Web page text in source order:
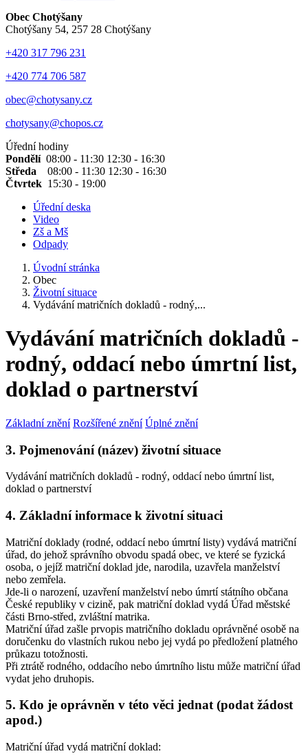
Obec Chotýšany
Chotýšany 54, 257 28 Chotýšany
+420 317 796 231
+420 774 706 587
obec@chotysany.cz
chotysany@chopos.cz
Úřední hodiny
Pondělí 08:00 - 11:30 12:30 - 16:30
Středa 08:00 - 11:30 12:30 - 16:30
Čtvrtek 15:30 - 19:00
Úřední deska
Video
Zš a Mš
Odpady
Úvodní stránka
Obec
Životní situace
Vydávání matričních dokladů - rodný,...
Vydávání matričních dokladů -
rodný, oddací nebo úmrtní list,
doklad o partnerství
Základní znění Rozšířené znění Úplné znění
3. Pojmenování (název) životní situace
Vydávání matričních dokladů - rodný, oddací nebo úmrtní list,
doklad o partnerství
4. Základní informace k životní situaci
Matriční doklady (rodné, oddací nebo úmrtní listy) vydává matriční
úřad, do jehož správního obvodu spadá obec, ve které se fyzická
osoba, o jejíž matriční doklad jde, narodila, uzavřela manželství
nebo zemřela.
Jde-li o narození, uzavření manželství nebo úmrtí státního občana
České republiky v cizině, pak matriční doklad vydá Úřad městské
části Brno-střed, zvláštní matrika.
Matriční úřad zašle prvopis matričního dokladu oprávněné osobě na
doručenku do vlastních rukou nebo jej vydá po předložení platného
průkazu totožnosti.
Při ztrátě rodného, oddacího nebo úmrtního listu může matriční úřad
vydat jeho druhopis.
5. Kdo je oprávněn v této věci jednat (podat žádost
apod.)
Matriční úřad vydá matriční doklad: